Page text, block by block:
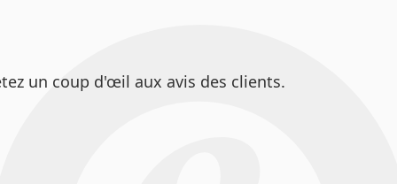
un coup d'œil aux avis des clients.